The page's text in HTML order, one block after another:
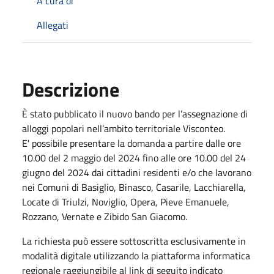
Allegati
Descrizione
È stato pubblicato il nuovo bando per l’assegnazione di
alloggi popolari nell’ambito territoriale Visconteo.
E' possibile presentare la domanda a partire dalle ore
10.00 del 2 maggio del 2024 fino alle ore 10.00 del 24
giugno del 2024 dai cittadini residenti e/o che lavorano
nei Comuni di Basiglio, Binasco, Casarile, Lacchiarella,
Locate di Triulzi, Noviglio, Opera, Pieve Emanuele,
Rozzano, Vernate e Zibido San Giacomo.
La richiesta può essere sottoscritta esclusivamente in
modalità digitale utilizzando la piattaforma informatica
regionale raggiungibile al link di seguito indicato